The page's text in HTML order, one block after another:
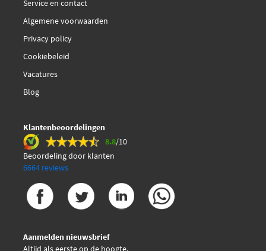
Service en contact
Algemene voorwaarden
Privacy policy
Cookiebeleid
Vacatures
Blog
Klantenbeoordelingen
8.8/10
Beoordeling door klanten
6664 reviews
Aanmelden nieuwsbrief
Altijd als eerste op de hoogte.